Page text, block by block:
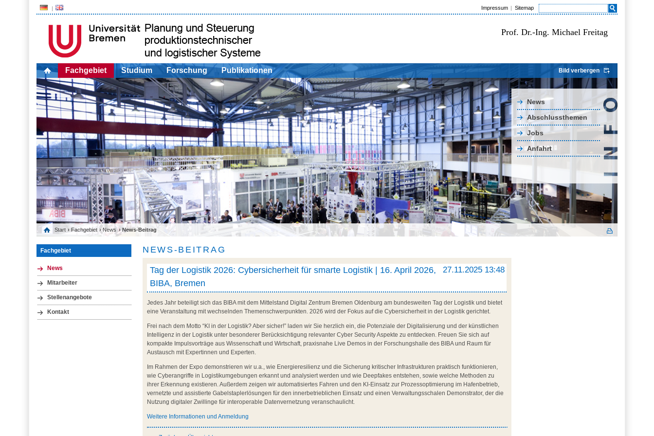
Impressum Sitemap
Prof. Dr.-Ing. Michael Freitag
Fachgebiet Studium Forschung Publikationen Bild verbergen
News
Abschlussthemen
Jobs
Anfahrt
Start › Fachgebiet ›News › News-Beitrag
Fachgebiet
News
Mitarbeiter
Stellenangebote
Kontakt
NEWS-BEITRAG
27.11.2025 13:48
Tag der Logistik 2026: Cybersicherheit für smarte Logistik | 16. April 2026,
BIBA, Bremen
Jedes Jahr beteiligt sich das BIBA mit dem Mittelstand Digital Zentrum Bremen Oldenburg am bundesweiten Tag der Logistik und bietet
eine Veranstaltung mit wechselnden Themenschwerpunkten. 2026 wird der Fokus auf die Cybersicherheit in der Logistik gerichtet.
Frei nach dem Motto “KI in der Logistik? Aber sicher!” laden wir Sie herzlich ein, die Potenziale der Digitalisierung und der künstlichen
Intelligenz in der Logistik unter besonderer Berücksichtigung relevanter Cyber Security Aspekte zu entdecken. Freuen Sie sich auf
kompakte Impulsvorträge aus Wissenschaft und Wirtschaft, praxisnahe Live Demos in der Forschungshalle des BIBA und Raum für
Austausch mit Expertinnen und Experten.
Im Rahmen der Expo demonstrieren wir u.a., wie Energieresilienz und die Sicherung kritischer Infrastrukturen praktisch funktionieren,
wie Cyberangriffe in Logistikumgebungen erkannt und analysiert werden und wie Deepfakes entstehen, sowie welche Methoden zu
ihrer Erkennung existieren. Außerdem zeigen wir automatisiertes Fahren und den KI-Einsatz zur Prozessoptimierung im Hafenbetrieb,
vernetzte und assistierte Gabelstaplerlösungen für den innerbetrieblichen Einsatz und einen Verwaltungsschalen Demonstrator, der die
Nutzung digitaler Zwillinge für interoperable Datenvernetzung veranschaulicht.
Weitere Informationen und Anmeldung